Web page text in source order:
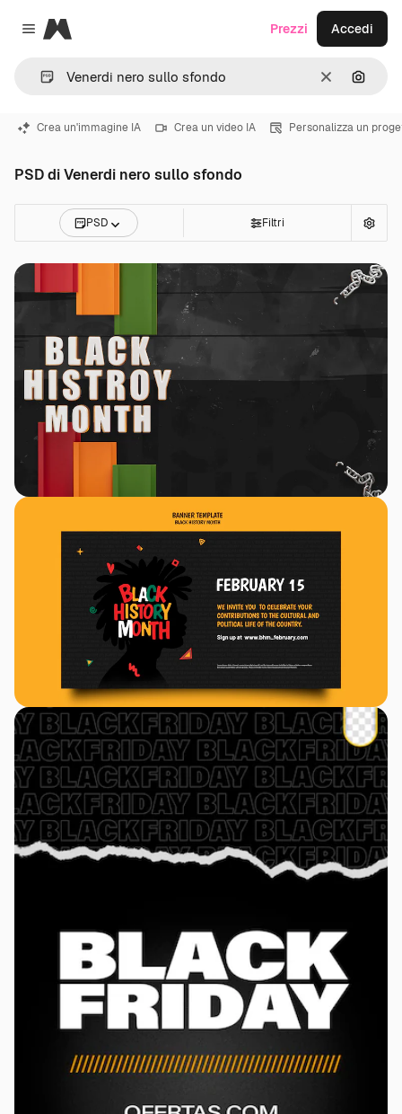
Close menu
Magnific
CancellaCerca
Prezzi Accedi
Crea un'immagine IA Crea un video IA Personalizza un
PSD di Venerdi nero sullo sfondo
PSD Filtri